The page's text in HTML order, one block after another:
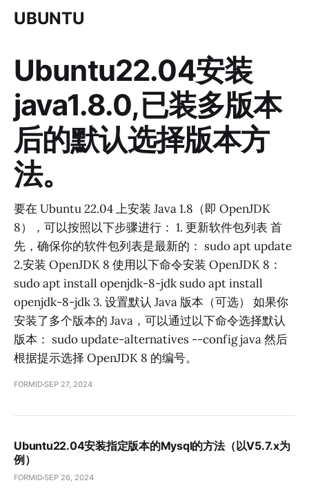
UBUNTU
Ubuntu22.04安装
java1.8.0,已装多版本
后的默认选择版本方
法。
要在 Ubuntu 22.04 上安装 Java 1.8（即 OpenJDK
8），可以按照以下步骤进行： 1. 更新软件包列表 首
先，确保你的软件包列表是最新的： sudo apt update
2.安装 OpenJDK 8 使用以下命令安装 OpenJDK 8：
sudo apt install openjdk-8-jdk sudo apt install
openjdk-8-jdk 3. 设置默认 Java 版本（可选） 如果你
安装了多个版本的 Java，可以通过以下命令选择默认
版本： sudo update-alternatives --config java 然后
根据提示选择 OpenJDK 8 的编号。
FORMIDSEP 27, 2024
Ubuntu22.04安装指定版本的Mysql的方法（以V5.7.x为
例）
FORMIDSEP 26, 2024